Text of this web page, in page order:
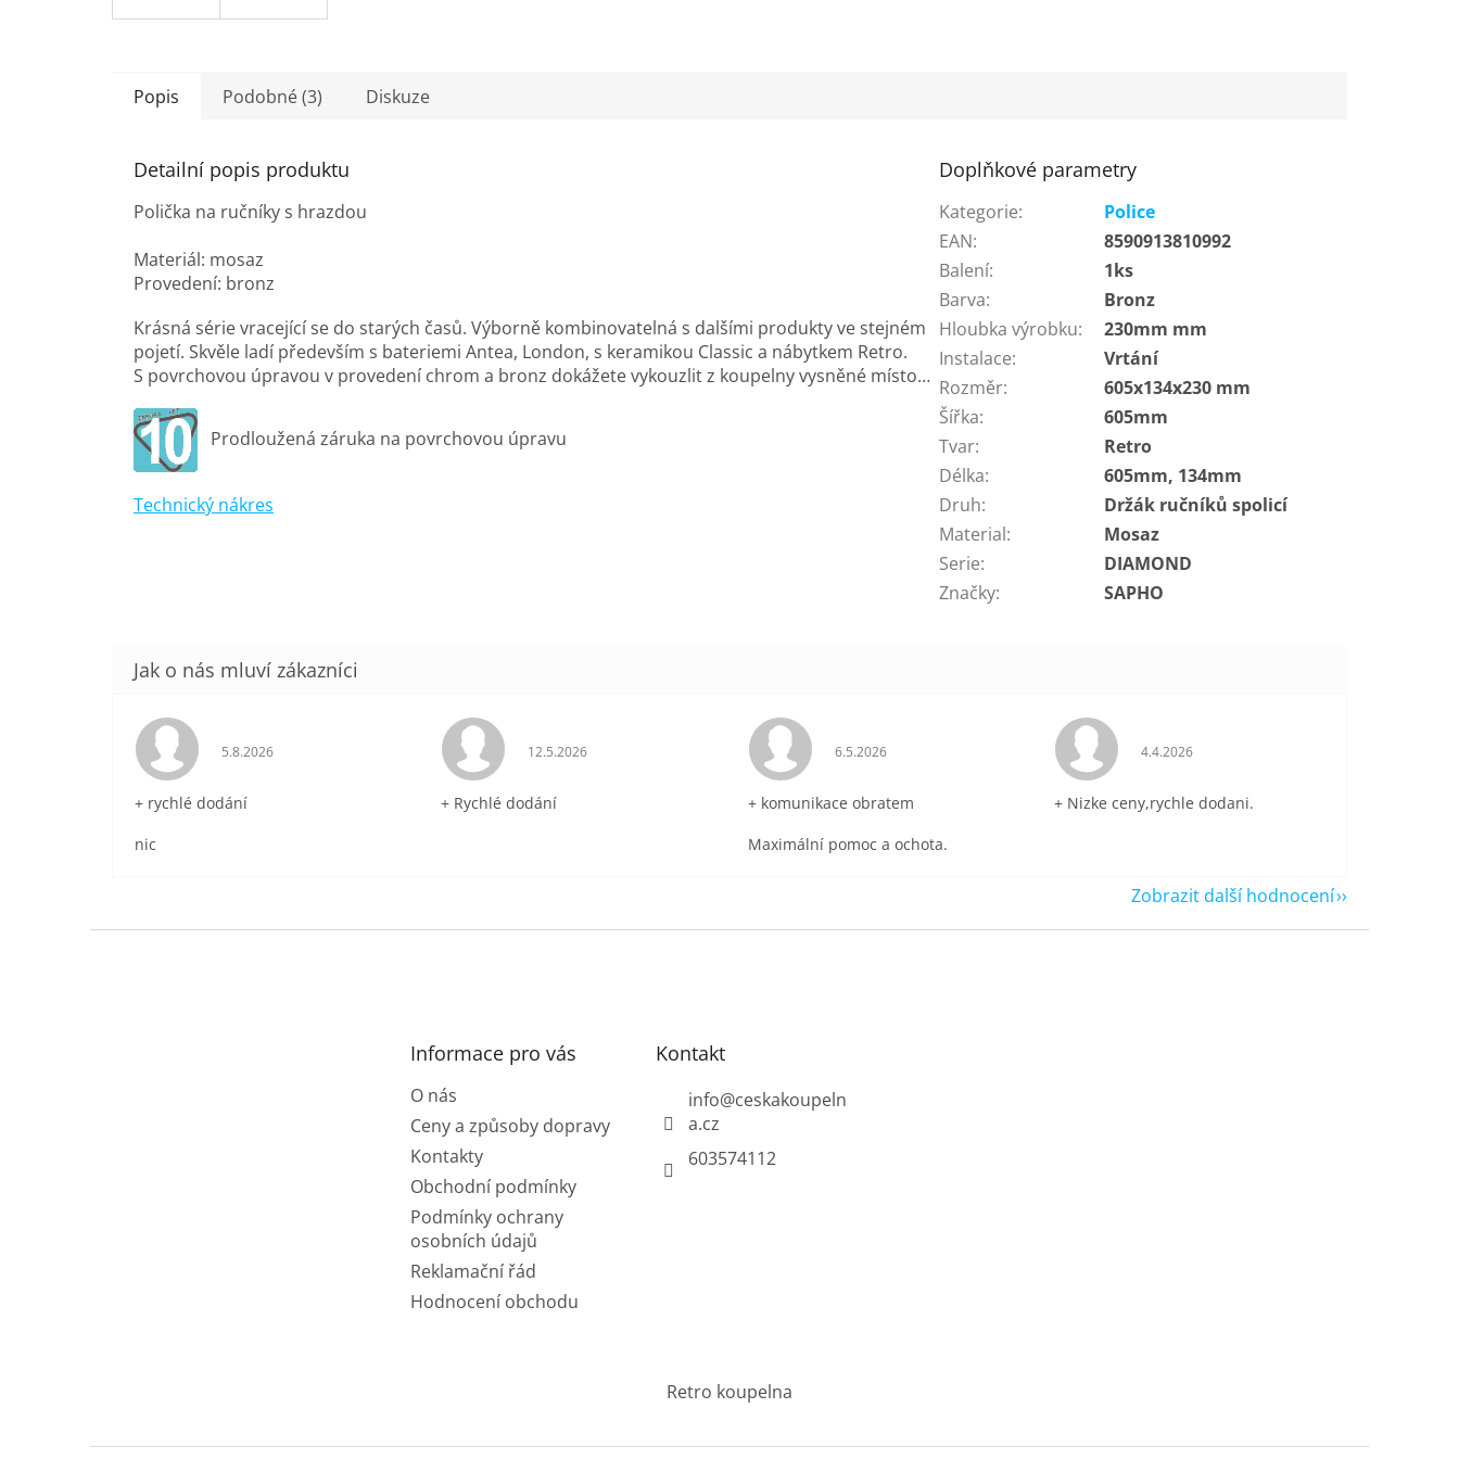
Popis Podobné (3) Diskuze
Detailní popis produktu
Polička na ručníky s hrazdou
Materiál: mosaz
Provedení: bronz
Krásná série vracející se do starých časů. Výborně kombinovatelná s dalšími produkty ve stejném
pojetí. Skvěle ladí především s bateriemi Antea, London, s keramikou Classic a nábytkem Retro.
S povrchovou úpravou v provedení chrom a bronz dokážete vykouzlit z koupelny vysněné místo…
Prodloužená záruka na povrchovou úpravu
Technický nákres
Doplňkové parametry
Kategorie:
Police
EAN:
8590913810992
Balení:
1ks
Barva:
Bronz
Hloubka výrobku:
230mm mm
Instalace:
Vrtání
Rozměr:
605x134x230 mm
Šířka:
605mm
Tvar:
Retro
Délka:
605mm, 134mm
Druh:
Držák ručníků spolicí
Material:
Mosaz
Serie:
DIAMOND
Značky: SAPHO
Hodnocení obchodu je 5 z 5 hvězdiček.
5.8.2026
+ rychlé dodání
nic
Hodnocení obchodu je 5 z 5 hvězdiček.
12.5.2026
+ Rychlé dodání
Hodnocení obchodu je 5 z 5 hvězdiček.
6.5.2026
+ komunikace obratem
Maximální pomoc a ochota.
Hodnocení obchodu je 5 z 5 hvězdiček.
4.4.2026
+ Nizke ceny,rychle dodani.
Zobrazit další hodnocení
Informace pro vás
O nás
Ceny a způsoby dopravy
Kontakty
Obchodní podmínky
Podmínky ochrany
osobních údajů
Reklamační řád
Hodnocení obchodu
Kontakt
info@ceskakoupeln
a.cz
603574112
Retro koupelna